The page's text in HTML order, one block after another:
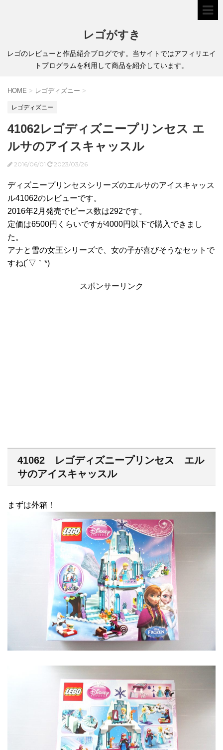
レゴがすき
レゴのレビューと作品紹介ブログです。当サイトではアフィリエイ
トプログラムを利用して商品を紹介しています。
HOME > レゴディズニー >
レゴディズニー
41062レゴディズニープリンセス エ
ルサのアイスキャッスル
2016/06/01 2023/03/26
ディズニープリンセスシリーズのエルサのアイスキャッス
ル41062のレビューです。
2016年2月発売でピース数は292です。
定価は6500円くらいですが4000円以下で購入できまし
た。
アナと雪の女王シリーズで、女の子が喜びそうなセットで
すね(´▽｀*)
スポンサーリンク
41062 レゴディズニープリンセス エル
サのアイスキャッスル
まずは外箱！